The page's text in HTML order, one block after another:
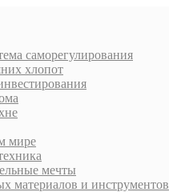
саморегулирования
хлопот
мире
мечты
материалов и инструментов